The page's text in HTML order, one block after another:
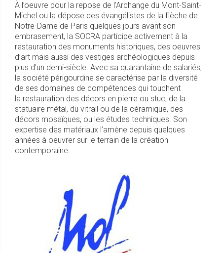
À l’oeuvre pour la repose de l’Archange du Mont-Saint-
Michel ou la dépose des évangélistes de la flèche de
Notre-Dame de Paris quelques jours avant son
embrasement, la SOCRA participe activement à la
restauration des monuments historiques, des oeuvres
d’art mais aussi des vestiges archéologiques depuis
plus d’un demi-siècle. Avec sa quarantaine de salariés,
la société périgourdine se caractérise par la diversité
de ses domaines de compétences qui touchent
la restauration des décors en pierre ou stuc, de la
statuaire métal, du vitrail ou de la céramique, des
décors mosaïques, ou les études techniques. Son
expertise des matériaux l’amène depuis quelques
années à oeuvrer sur le terrain de la création
contemporaine.